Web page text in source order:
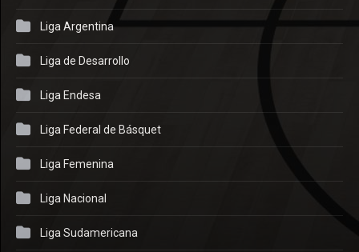
Liga Argentina
Liga de Desarrollo
Liga Endesa
Liga Federal de Básquet
Liga Femenina
Liga Nacional
Liga Sudamericana